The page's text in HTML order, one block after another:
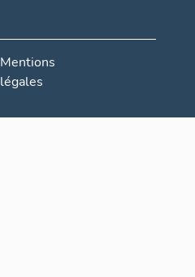
Mentions
légales